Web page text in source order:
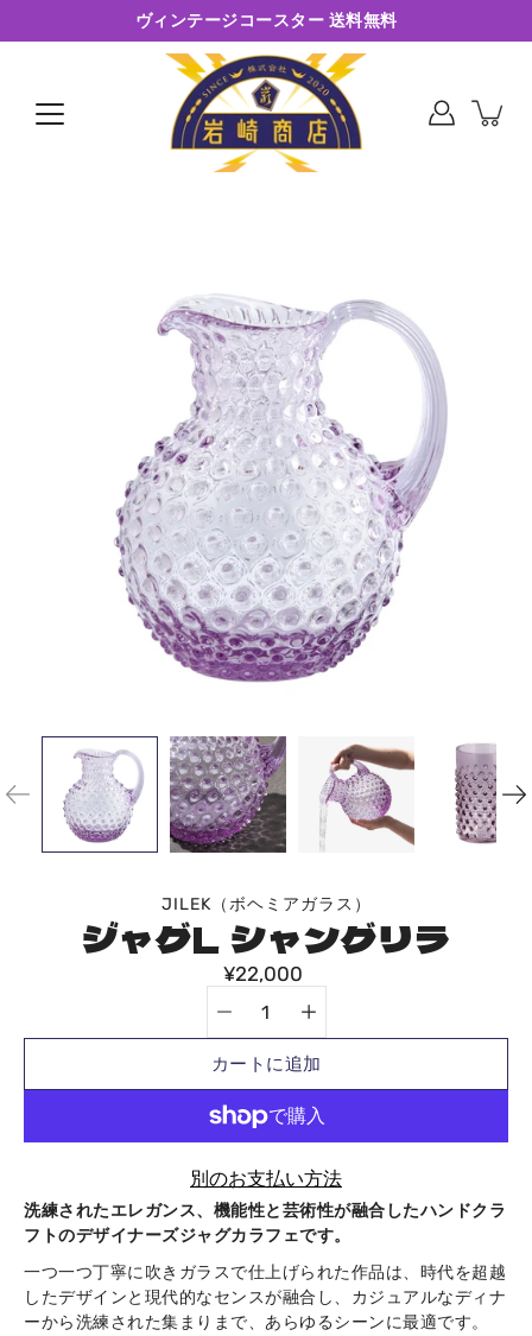
ヴィンテージコースター 送料無料
JILEK（ボヘミアガラス）
ジャグL シャングリラ
¥22,000
カートに追加
別のお支払い方法
Notify
when
this
product
洗練されたエレガンス、機能性と芸術性が融合したハンドクラ
フトのデザイナーズジャグカラフェです。
一つ一つ丁寧に吹きガラスで仕上げられた作品は、時代を超越
したデザインと現代的なセンスが融合し、カジュアルなディナ
ーから洗練された集まりまで、あらゆるシーンに最適です。